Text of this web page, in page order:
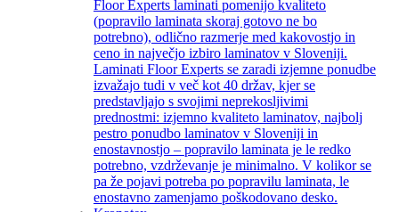
Floor Experts laminati pomenijo kvaliteto
(popravilo laminata skoraj gotovo ne bo
potrebno), odlično razmerje med kakovostjo in
ceno in največjo izbiro laminatov v Sloveniji.
Laminati Floor Experts se zaradi izjemne ponudbe
izvažajo tudi v več kot 40 držav, kjer se
predstavljajo s svojimi neprekosljivimi
prednostmi: izjemno kvaliteto laminatov, najbolj
pestro ponudbo laminatov v Sloveniji in
enostavnostjo – popravilo laminata je le redko
potrebno, vzdrževanje je minimalno. V kolikor se
pa že pojavi potreba po popravilu laminata, le
enostavno zamenjamo poškodovano desko.